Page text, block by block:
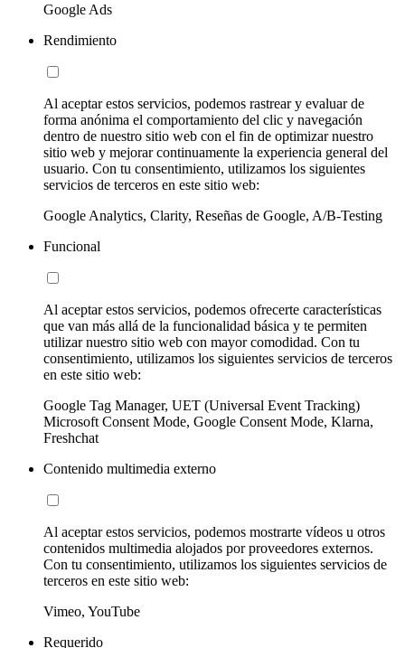
Google Ads
Rendimiento
Al aceptar estos servicios, podemos rastrear y evaluar de
forma anónima el comportamiento del clic y navegación
dentro de nuestro sitio web con el fin de optimizar nuestro
sitio web y mejorar continuamente la experiencia general del
usuario. Con tu consentimiento, utilizamos los siguientes
servicios de terceros en este sitio web:
Google Analytics, Clarity, Reseñas de Google, A/B-Testing
Funcional
Al aceptar estos servicios, podemos ofrecerte características
que van más allá de la funcionalidad básica y te permiten
utilizar nuestro sitio web con mayor comodidad. Con tu
consentimiento, utilizamos los siguientes servicios de terceros
en este sitio web:
Google Tag Manager, UET (Universal Event Tracking)
Microsoft Consent Mode, Google Consent Mode, Klarna,
Freshchat
Contenido multimedia externo
Al aceptar estos servicios, podemos mostrarte vídeos u otros
contenidos multimedia alojados por proveedores externos.
Con tu consentimiento, utilizamos los siguientes servicios de
terceros en este sitio web:
Vimeo, YouTube
Requerido